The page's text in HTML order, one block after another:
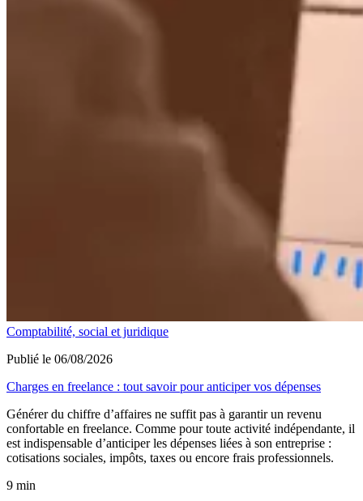
Comptabilité, social et juridique
Publié le 06/08/2026
Charges en freelance : tout savoir pour anticiper vos dépenses
Générer du chiffre d’affaires ne suffit pas à garantir un revenu
confortable en freelance. Comme pour toute activité indépendante, il
est indispensable d’anticiper les dépenses liées à son entreprise :
cotisations sociales, impôts, taxes ou encore frais professionnels.
9 min